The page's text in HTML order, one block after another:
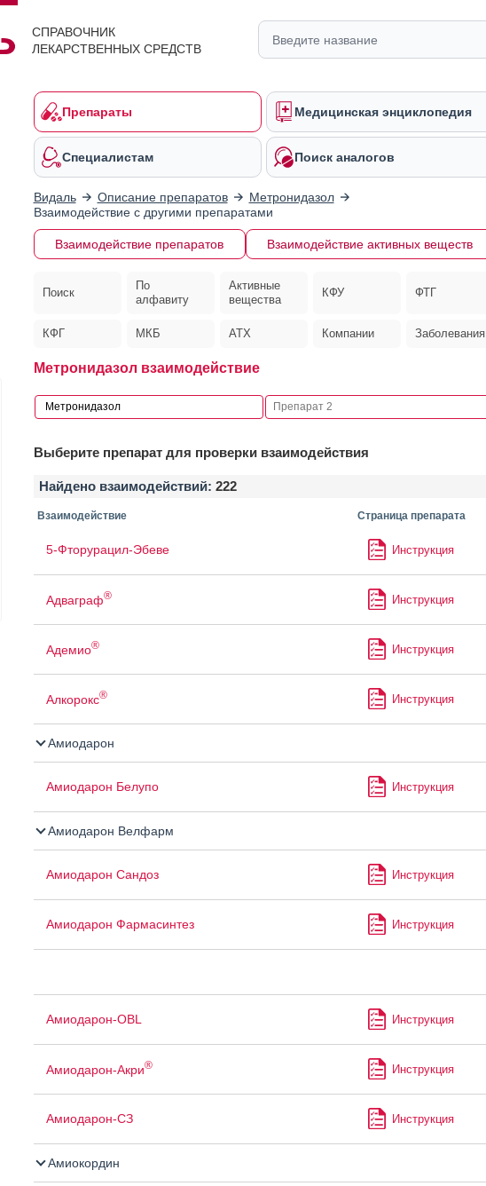
СПРАВОЧНИК
ЛЕКАРСТВЕННЫХ СРЕДСТВ
Препараты Медицинская энциклопедия
Специалистам Поиск аналогов
Видаль Описание препаратов
Метронидазол
Взаимодействие с другими препаратами
Взаимодействие препаратов Взаимодействие активных веществ
Поиск
По
алфавиту
Активные
вещества
КФУ ФТГ
КФГ МКБ АТХ Компании Заболевания
Метронидазол взаимодействие
Выберите препарат для проверки взаимодействия
Найдено взаимодействий: 222
Взаимодействие Страница препарата
5-Фторурацил-Эбеве Инструкция
Адваграф® Инструкция
Адемио® Инструкция
Алкорокс® Инструкция
Амиодарон
Амиодарон Белупо Инструкция
Амиодарон Велфарм
Амиодарон Сандоз Инструкция
Амиодарон Фармасинтез Инструкция
Амиодарон-OBL Инструкция
Амиодарон-Акри® Инструкция
Амиодарон-СЗ Инструкция
Амиокордин